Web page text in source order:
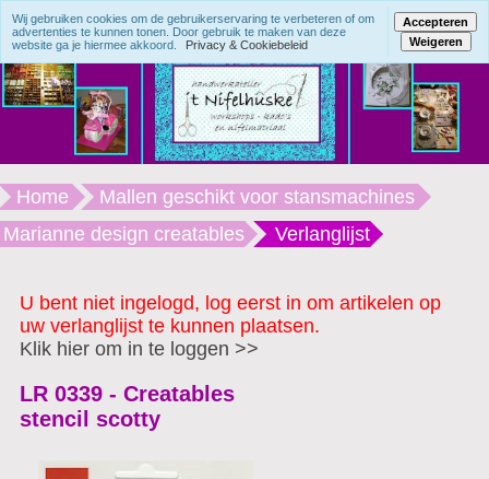
Home
Mallen geschikt voor stansmachines
Marianne design creatables
Verlanglijst
U bent niet ingelogd, log eerst in om artikelen op
uw verlanglijst te kunnen plaatsen.
Klik hier om in te loggen >>
LR 0339 - Creatables
stencil scotty
Wij gebruiken cookies om de gebruikerservaring te verbeteren of om
advertenties te kunnen tonen. Door gebruik te maken van deze
website ga je hiermee akkoord.
Privacy & Cookiebeleid
Accepteren
Weigeren